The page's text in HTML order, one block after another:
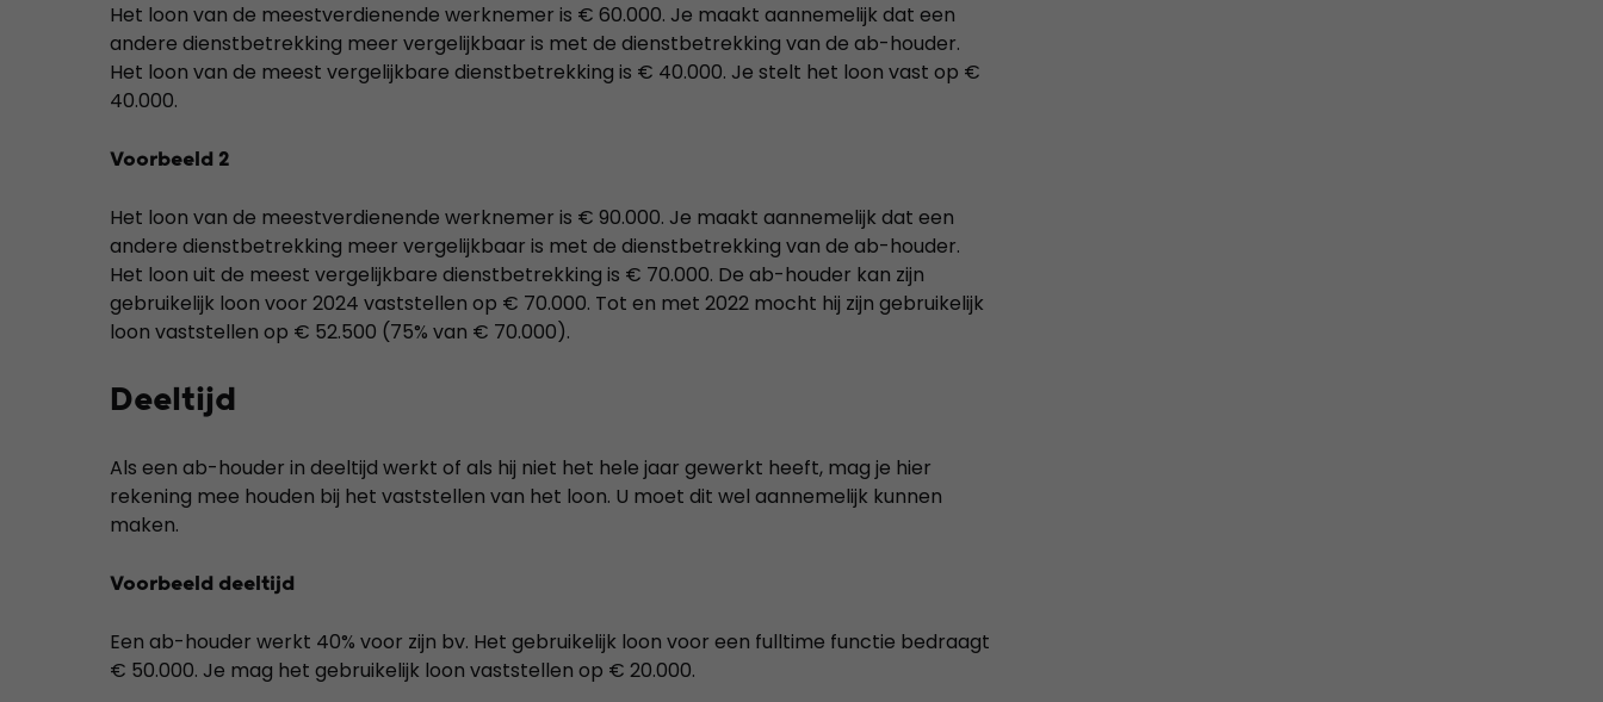
Het loon van de meestverdienende werknemer is € 60.000. Je maakt aannemelijk dat een
andere dienstbetrekking meer vergelijkbaar is met de dienstbetrekking van de ab-houder.
Het loon van de meest vergelijkbare dienstbetrekking is € 40.000. Je stelt het loon vast op €
40.000.
Voorbeeld 2
Het loon van de meestverdienende werknemer is € 90.000. Je maakt aannemelijk dat een
andere dienstbetrekking meer vergelijkbaar is met de dienstbetrekking van de ab-houder.
Het loon uit de meest vergelijkbare dienstbetrekking is € 70.000. De ab-houder kan zijn
gebruikelijk loon voor 2024 vaststellen op € 70.000. Tot en met 2022 mocht hij zijn gebruikelijk
loon vaststellen op € 52.500 (75% van € 70.000).
Deeltijd
Als een ab-houder in deeltijd werkt of als hij niet het hele jaar gewerkt heeft, mag je hier
rekening mee houden bij het vaststellen van het loon. U moet dit wel aannemelijk kunnen
maken.
Voorbeeld deeltijd
Een ab-houder werkt 40% voor zijn bv. Het gebruikelijk loon voor een fulltime functie bedraagt
€ 50.000. Je mag het gebruikelijk loon vaststellen op € 20.000.